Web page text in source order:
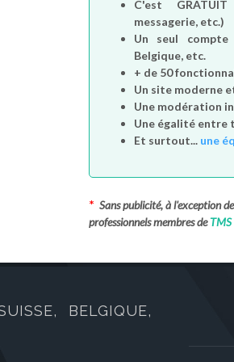
C'est GRATUIT
messagerie, etc.)
Un seul compte
Belgique, etc.
+ de 50
Un site moderne
Une modération
Une égalité entre
Et surtout... une
* Sans publicité, à l'exception
professionnels membres deTMS
BELGIQUE,